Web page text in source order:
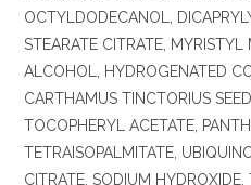
OCTYLDODECANOL,
STEARATE CITRATE, MYRISTYL
ALCOHOL, HYDROGENATED
CARTHAMUS TINCTORIUS
TOCOPHERYL ACETATE,
TETRAISOPALMITATE,
CITRATE, SODIUM HYDROXIDE,